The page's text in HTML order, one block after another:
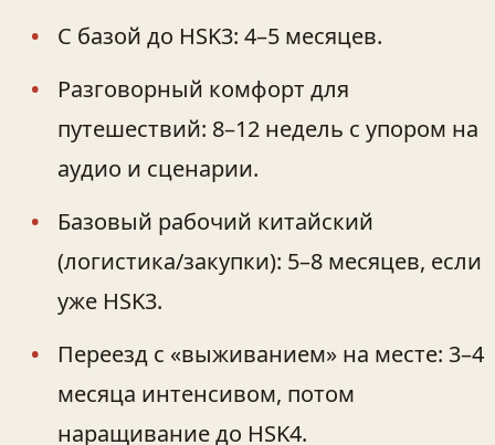
С базой до HSK3: 4–5 месяцев.
Разговорный комфорт для
путешествий: 8–12 недель с упором на
аудио и сценарии.
Базовый рабочий китайский
(логистика/закупки): 5–8 месяцев, если
уже HSK3.
Переезд с «выживанием» на месте: 3–4
месяца интенсивом, потом
наращивание до HSK4.